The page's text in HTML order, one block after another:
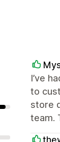
I’ve
to
store
team.